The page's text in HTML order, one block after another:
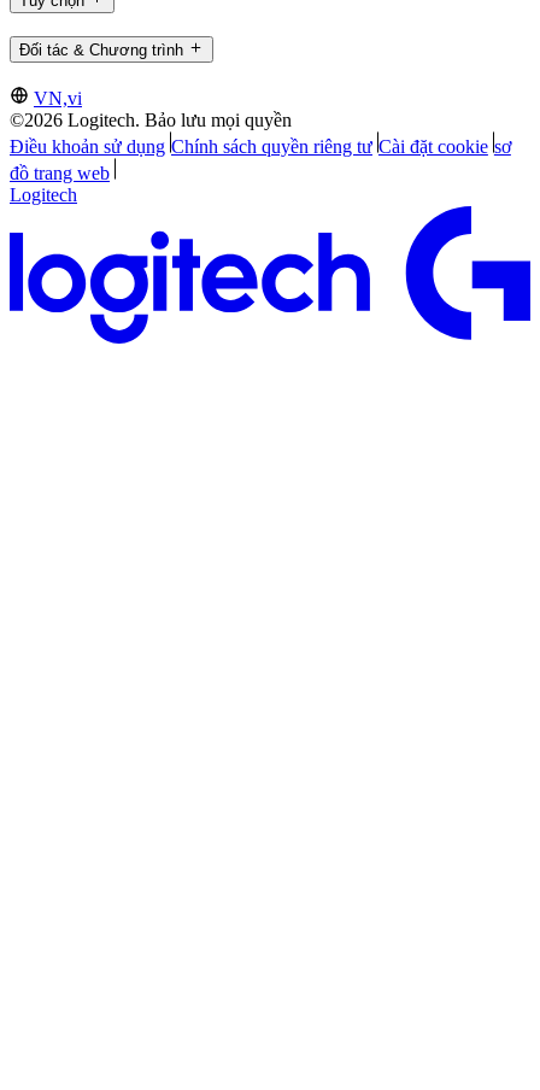
Đối tác & Chương trình
VN,vi
©2026 Logitech. Bảo lưu mọi quyền
Điều khoản sử dụng Chính sách quyền riêng tư Cài đặt cookie sơ
đồ trang web
Logitech